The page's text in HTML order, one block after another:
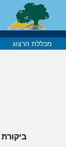
מכללת הרצוג
ביקורת